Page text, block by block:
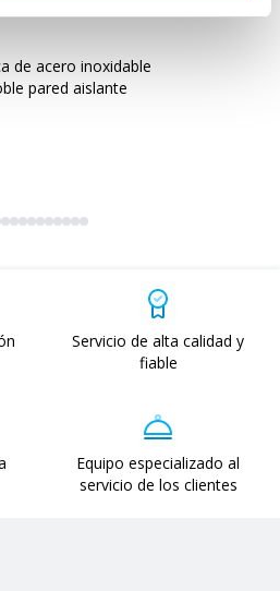
de acero inoxidable
pared aislante
Servicio de alta calidad y
fiable
Equipo especializado al
servicio de los clientes